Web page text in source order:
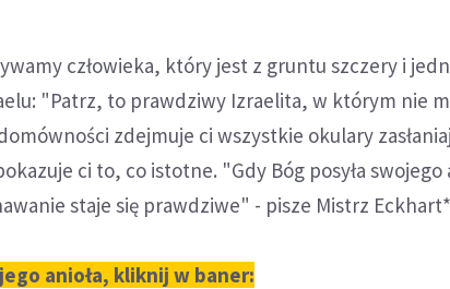
człowieka, który jest z gruntu szczery i
"Patrz, to prawdziwy Izraelita, w którym nie
zdejmuje ci wszystkie okulary
ci to, co istotne. "Gdy Bóg posyła swojego
staje się prawdziwe" - pisze Mistrz
anioła, kliknij w baner: